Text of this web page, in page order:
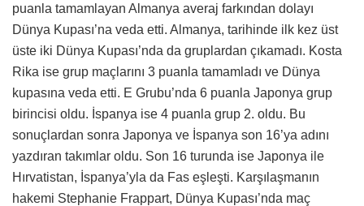
puanla tamamlayan Almanya averaj farkından dolayı
Dünya Kupası’na veda etti. Almanya, tarihinde ilk kez üst
üste iki Dünya Kupası’nda da gruplardan çıkamadı. Kosta
Rika ise grup maçlarını 3 puanla tamamladı ve Dünya
kupasına veda etti. E Grubu’nda 6 puanla Japonya grup
birincisi oldu. İspanya ise 4 puanla grup 2. oldu. Bu
sonuçlardan sonra Japonya ve İspanya son 16’ya adını
yazdıran takımlar oldu. Son 16 turunda ise Japonya ile
Hırvatistan, İspanya’yla da Fas eşleşti. Karşılaşmanın
hakemi Stephanie Frappart, Dünya Kupası’nda maç